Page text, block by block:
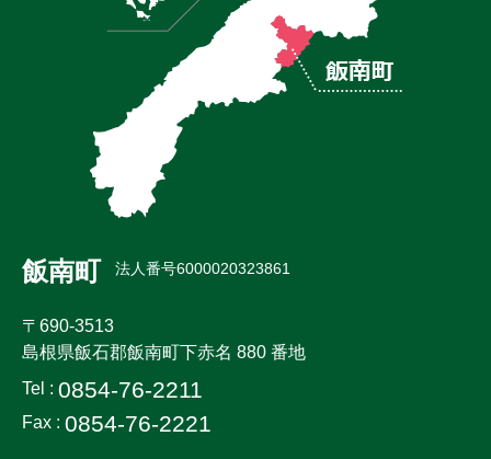
飯南町 法人番号6000020323861
〒690-3513
島根県飯石郡飯南町下赤名 880 番地
Tel : 0854-76-2211
Fax : 0854-76-2221